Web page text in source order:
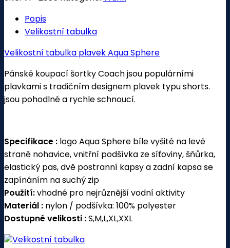
Popis
Velikostní tabulka
Velikostní tabulka plavek Aqua Sphere
Pánské koupací šortky Coach jsou populárními
plavkami s tradičním designem plavek typu shorts.
jsou pohodlné a rychle schnoucí.
Specifikace : logo Aqua Sphere bíle vyšité na levé
straně nohavice, vnitřní podšívka ze síťoviny, šňůrka,
elastický pas, dvě postranní kapsy a zadní kapsa se
zapínáním na suchý zip
Použití:vhodné pro nejrůznější vodní aktivity
Materiál : nylon / podšívka: 100% polyester
Dostupné velikosti :S,M,L,XL,XXL
Velikostní tabulka